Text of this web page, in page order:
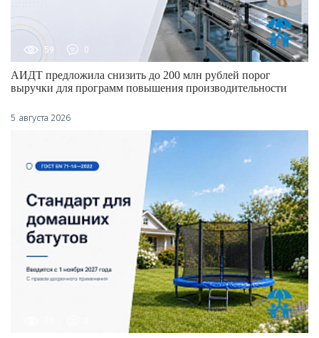
59 0
АИДТ предложила снизить до 200 млн рублей порог
выручки для программ повышения производительности
5 августа 2026